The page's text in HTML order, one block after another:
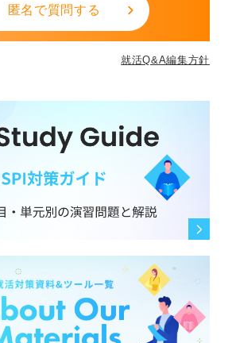
匿名で質問する
就活Q&A編集方針